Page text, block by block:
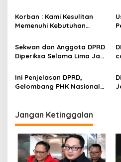
g
a
t
i
o
n
Keua DPRD Empat Lawang
Viral Merokok Saat Rapat
Korban : Kami Kesulitan
Memenuhi Kebutuhan
Sekretariat DPRD di Jambi
Gelapkan Hasil Panen
Petani
Sekwan dan Anggota DPRD
Diperiksa Selama Lima Jam
Jalan Palembang Bergulir
Ini Penjelasan DPRD,
Gelombang PHK Nasional
Jangan Ketinggalan